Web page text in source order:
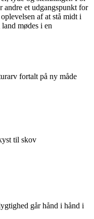
andre et udgangspunkt for
af at stå midt i
mødes i en
fortalt på ny måde
til skov
går hånd i hånd i